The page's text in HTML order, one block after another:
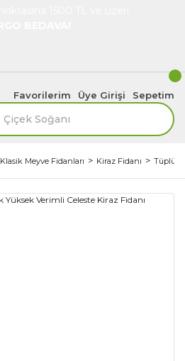
Favorilerim Üye Girişi Sepetim
Klasik Meyve Fidanları Kiraz Fidanı Tüplü